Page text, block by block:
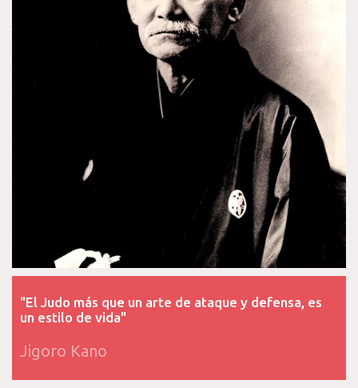
"El Judo más que un arte de ataque y defensa, es
un estilo de vida"
Jigoro Kano